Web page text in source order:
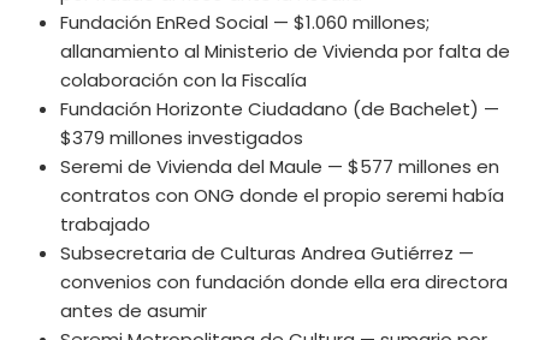
Fundación EnRed Social — $1.060 millones;
allanamiento al Ministerio de Vivienda por falta de
colaboración con la Fiscalía
Fundación Horizonte Ciudadano (de Bachelet) —
$379 millones investigados
Seremi de Vivienda del Maule — $577 millones en
contratos con ONG donde el propio seremi había
trabajado
Subsecretaria de Culturas Andrea Gutiérrez —
convenios con fundación donde ella era directora
antes de asumir